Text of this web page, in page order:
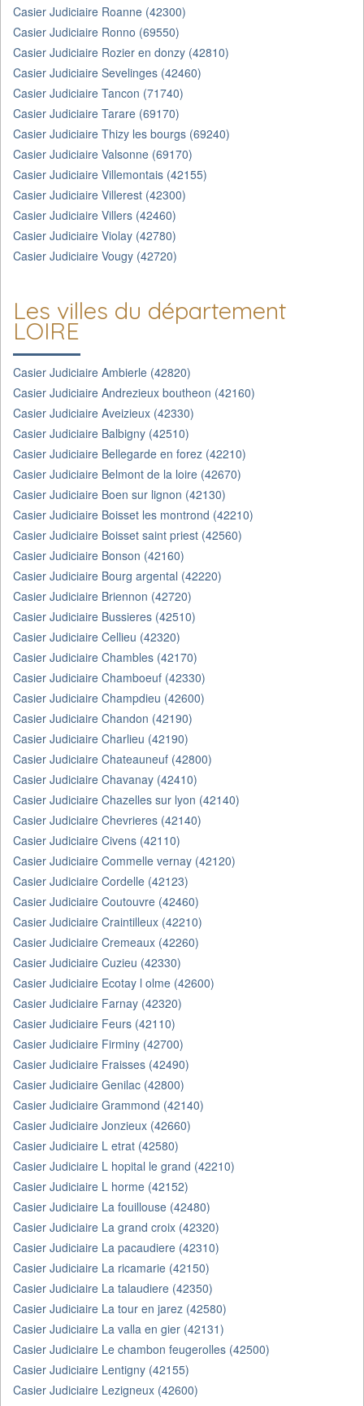
Casier Judiciaire Roanne (42300)
Casier Judiciaire Ronno (69550)
Casier Judiciaire Rozier en donzy (42810)
Casier Judiciaire Sevelinges (42460)
Casier Judiciaire Tancon (71740)
Casier Judiciaire Tarare (69170)
Casier Judiciaire Thizy les bourgs (69240)
Casier Judiciaire Valsonne (69170)
Casier Judiciaire Villemontais (42155)
Casier Judiciaire Villerest (42300)
Casier Judiciaire Villers (42460)
Casier Judiciaire Violay (42780)
Casier Judiciaire Vougy (42720)
Les villes du département
LOIRE
Casier Judiciaire Ambierle (42820)
Casier Judiciaire Andrezieux boutheon (42160)
Casier Judiciaire Aveizieux (42330)
Casier Judiciaire Balbigny (42510)
Casier Judiciaire Bellegarde en forez (42210)
Casier Judiciaire Belmont de la loire (42670)
Casier Judiciaire Boen sur lignon (42130)
Casier Judiciaire Boisset les montrond (42210)
Casier Judiciaire Boisset saint priest (42560)
Casier Judiciaire Bonson (42160)
Casier Judiciaire Bourg argental (42220)
Casier Judiciaire Briennon (42720)
Casier Judiciaire Bussieres (42510)
Casier Judiciaire Cellieu (42320)
Casier Judiciaire Chambles (42170)
Casier Judiciaire Chamboeuf (42330)
Casier Judiciaire Champdieu (42600)
Casier Judiciaire Chandon (42190)
Casier Judiciaire Charlieu (42190)
Casier Judiciaire Chateauneuf (42800)
Casier Judiciaire Chavanay (42410)
Casier Judiciaire Chazelles sur lyon (42140)
Casier Judiciaire Chevrieres (42140)
Casier Judiciaire Civens (42110)
Casier Judiciaire Commelle vernay (42120)
Casier Judiciaire Cordelle (42123)
Casier Judiciaire Coutouvre (42460)
Casier Judiciaire Craintilleux (42210)
Casier Judiciaire Cremeaux (42260)
Casier Judiciaire Cuzieu (42330)
Casier Judiciaire Ecotay l olme (42600)
Casier Judiciaire Farnay (42320)
Casier Judiciaire Feurs (42110)
Casier Judiciaire Firminy (42700)
Casier Judiciaire Fraisses (42490)
Casier Judiciaire Genilac (42800)
Casier Judiciaire Grammond (42140)
Casier Judiciaire Jonzieux (42660)
Casier Judiciaire L etrat (42580)
Casier Judiciaire L hopital le grand (42210)
Casier Judiciaire L horme (42152)
Casier Judiciaire La fouillouse (42480)
Casier Judiciaire La grand croix (42320)
Casier Judiciaire La pacaudiere (42310)
Casier Judiciaire La ricamarie (42150)
Casier Judiciaire La talaudiere (42350)
Casier Judiciaire La tour en jarez (42580)
Casier Judiciaire La valla en gier (42131)
Casier Judiciaire Le chambon feugerolles (42500)
Casier Judiciaire Lentigny (42155)
Casier Judiciaire Lezigneux (42600)